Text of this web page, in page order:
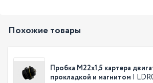
Похожие товары
Пробка М22х1,5 картера
прокладкой и магнитом |